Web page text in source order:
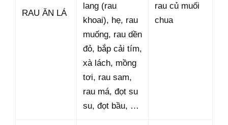
RAU ĂN LÁ
lang (rau
khoai), hẹ, rau
muống, rau dền
đỏ, bắp cải tím,
xà lách, mồng
tơi, rau sam,
rau má, đọt su
su, đọt bầu, …
rau củ muối
chua